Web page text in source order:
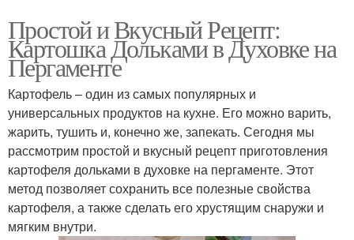
Простой и Вкусный Рецепт:
Картошка Дольками в Духовке на
Пергаменте
Картофель – один из самых популярных и
универсальных продуктов на кухне. Его можно варить,
жарить, тушить и, конечно же, запекать. Сегодня мы
рассмотрим простой и вкусный рецепт приготовления
картофеля дольками в духовке на пергаменте. Этот
метод позволяет сохранить все полезные свойства
картофеля, а также сделать его хрустящим снаружи и
мягким внутри.